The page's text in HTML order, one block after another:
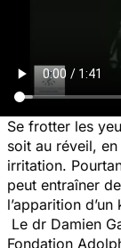
Se frotter les
soit au réveil, en
irritation.
peut entraîner
l’apparition
Le dr Damien
Fondation